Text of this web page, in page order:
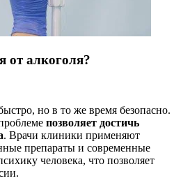
от алкоголя?
но в то же время безопасно.
позволяет достичь
. Врачи клиники применяют
препараты и современные
человека, что позволяет